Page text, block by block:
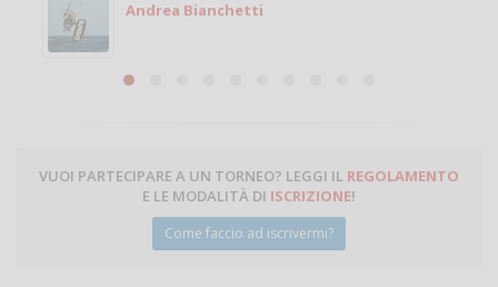
Michele Miglionico
VUOI PARTECIPARE A UN TORNEO? LEGGI IL REGOLAMENTO
E LE MODALITÀ DI ISCRIZIONE!
Come faccio ad iscrivermi?